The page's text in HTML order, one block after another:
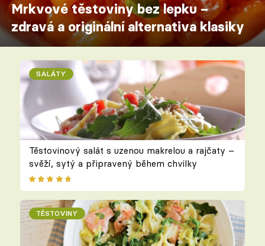
Mrkvové těstoviny bez lepku –
zdravá a originální alternativa klasiky
SALÁTY
Těstovinový salát s uzenou makrelou a rajčaty –
svěží, sytý a připravený během chvilky
TĚSTOVINY